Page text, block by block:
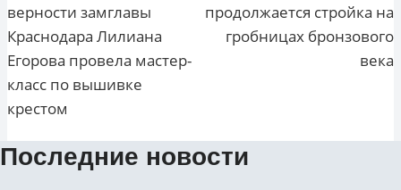
записям
верности замглавы
Краснодара Лилиана
Егорова провела мастер-
класс по вышивке
крестом
продолжается стройка на
гробницах бронзового
века
Последние новости